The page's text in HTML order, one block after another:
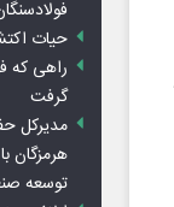
حیات
راهی که
گرفت
مدیرکل
هرمزگان
توسعه